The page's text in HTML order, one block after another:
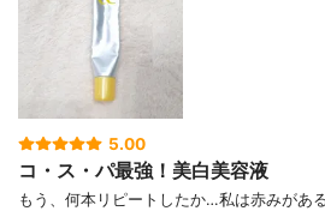
5.00
コ・ス・パ最強！美白美容液
もう、何本リピートしたか…私は赤みがあ